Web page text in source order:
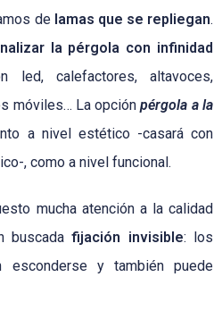
de lamas que se repliegan.
la pérgola con infinidad
led, calefactores, altavoces,
móviles… La opciónpérgola a la
a nivel estético -casará con
, como a nivel funcional.
mucha atención a la calidad
buscadafijación invisible: los
esconderse y también puede